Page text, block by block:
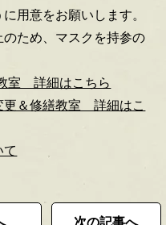
用意をお願いします。
ため、マスクを持参の
室 詳細はこちら
更＆修繕教室 詳細はこ
て
次の記事へ